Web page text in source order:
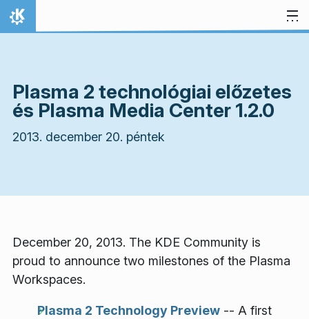
Ugrás a tartalomhoz
Kezdőlap
Plasma 2 technológiai előzetes
és Plasma Media Center 1.2.0
2013. december 20. péntek
December 20, 2013. The KDE Community is
proud to announce two milestones of the Plasma
Workspaces.
Plasma 2 Technology Preview -- A first